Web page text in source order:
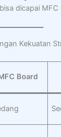
dicapai MFC
Kekuatan
Board